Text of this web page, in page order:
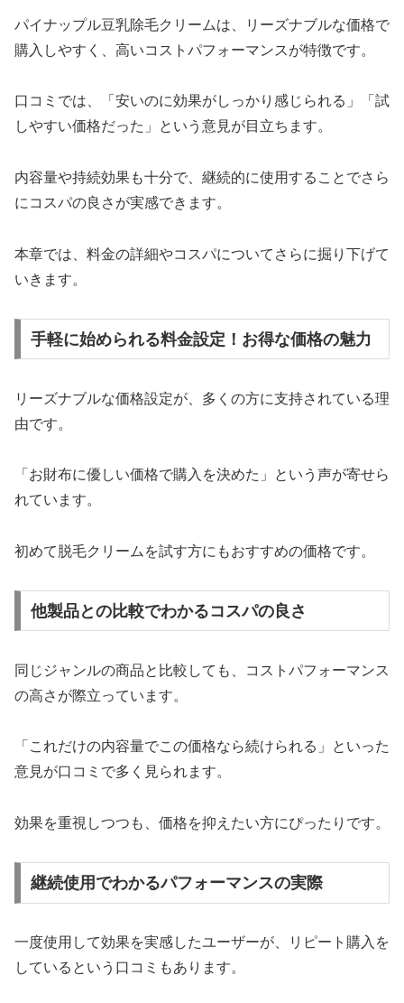
パイナップル豆乳除毛クリームは、リーズナブルな価格で
購入しやすく、高いコストパフォーマンスが特徴です。
口コミでは、「安いのに効果がしっかり感じられる」「試
しやすい価格だった」という意見が目立ちます。
内容量や持続効果も十分で、継続的に使用することでさら
にコスパの良さが実感できます。
本章では、料金の詳細やコスパについてさらに掘り下げて
いきます。
手軽に始められる料金設定！お得な価格の魅力
リーズナブルな価格設定が、多くの方に支持されている理
由です。
「お財布に優しい価格で購入を決めた」という声が寄せら
れています。
初めて脱毛クリームを試す方にもおすすめの価格です。
他製品との比較でわかるコスパの良さ
同じジャンルの商品と比較しても、コストパフォーマンス
の高さが際立っています。
「これだけの内容量でこの価格なら続けられる」といった
意見が口コミで多く見られます。
効果を重視しつつも、価格を抑えたい方にぴったりです。
継続使用でわかるパフォーマンスの実際
一度使用して効果を実感したユーザーが、リピート購入を
しているという口コミもあります。